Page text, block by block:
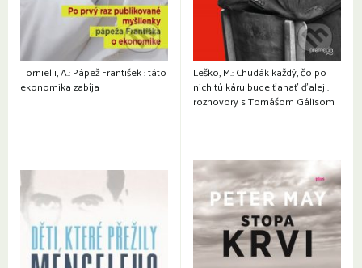
Tornielli, A.: Pápež František : táto
ekonomika zabíja
Leško, M.: Chudák každý, čo po
nich tú káru bude ťahať ďalej :
rozhovory s Tomášom Gálisom